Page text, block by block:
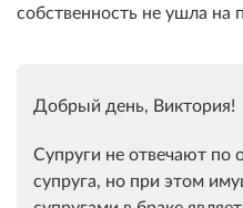
собственность не ушла на
Добрый день, Виктория!
Супруги не отвечают по
супруга, но при этом